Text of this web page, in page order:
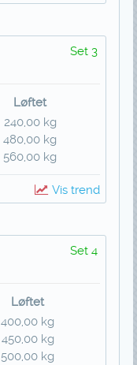
Set 3
Løftet
240,00 kg
480,00 kg
560,00 kg
Vis trend
Set 4
Løftet
400,00 kg
450,00 kg
500,00 kg